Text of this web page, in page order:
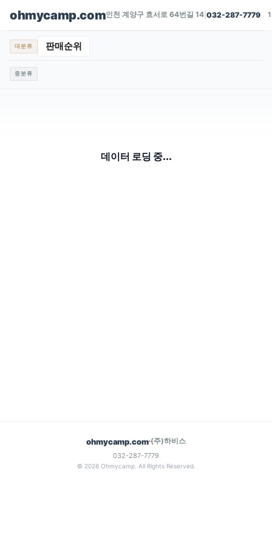
ohmycamp.com인천 계양구 효서로 64번길 14 |032-287-7779
대분류 판매순위
중분류
데이터 로딩 중...
ohmycamp.com (주)하비스
032-287-7779
© 2026 Ohmycamp. All Rights Reserved.